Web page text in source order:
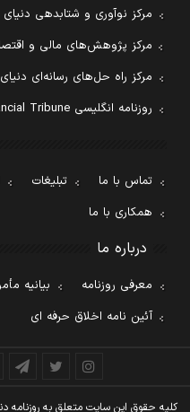
مرکز نوآوری و شتابدهی دنیای
مرکز پژوهش‌های مالی و
مرکز راه حل‌های رسانه‌ای
روزنامه انگلیسی Financial Tribune
تماس با ما تبلیغات
همکاری با ما
درباره ما
معرفی روزنامه
بیانیه
آئین نامه اخلاق حرفه ای
کليه حقوق اين سايت متعلق به روزنامه